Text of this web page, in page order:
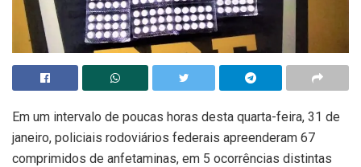
Em um intervalo de poucas horas desta quarta-feira, 31 de
janeiro, policiais rodoviários federais apreenderam 67
comprimidos de anfetaminas, em 5 ocorrências distintas